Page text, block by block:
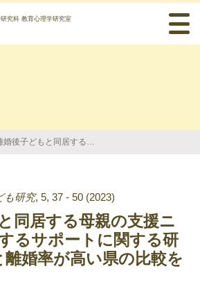
究科 教育心理学研究室
離婚後子どもと同居する母親の支援ニーズや必要とするサポートに関する研究ー北陸4県と離婚率が高い県の比較を通じてー
も研究, 5, 37 - 50 (2023)
同居する母親の支援ニ
るサポートに関する研
離婚率が高い県の比較を